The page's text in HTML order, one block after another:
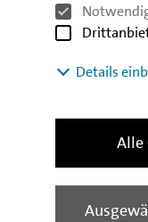
Details
Alle
IBB